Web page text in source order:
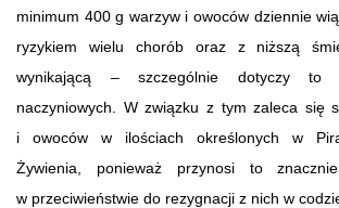
minimum 400 g warzyw i owoców dziennie
ryzykiem wielu chorób oraz z niższą
wynikającą – szczególnie dotyczy to
naczyniowych. W związku z tym zaleca się
i owoców w ilościach określonych w
Żywienia, ponieważ przynosi to
w przeciwieństwie do rezygnacji z nich w